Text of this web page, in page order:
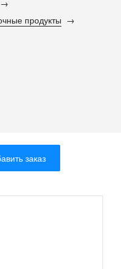
продукты
заказ